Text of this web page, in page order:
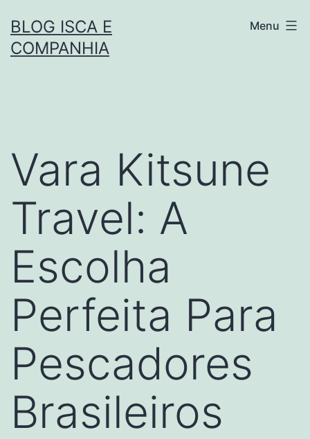
para
BLOG ISCA E
COMPANHIA
Menu
Vara Kitsune
Travel: A
Escolha
Perfeita Para
Pescadores
Brasileiros